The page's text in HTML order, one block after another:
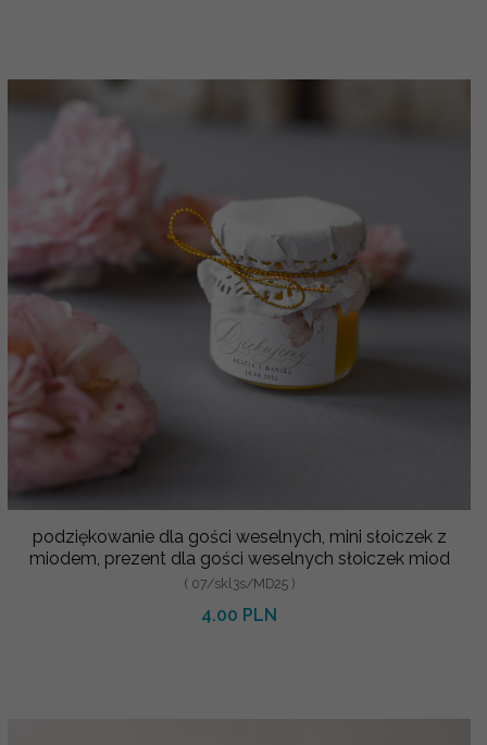
podziękowanie dla gości weselnych, mini słoiczek z
miodem, prezent dla gości weselnych słoiczek miod
( 07/skl3s/MD25 )
4.00 PLN